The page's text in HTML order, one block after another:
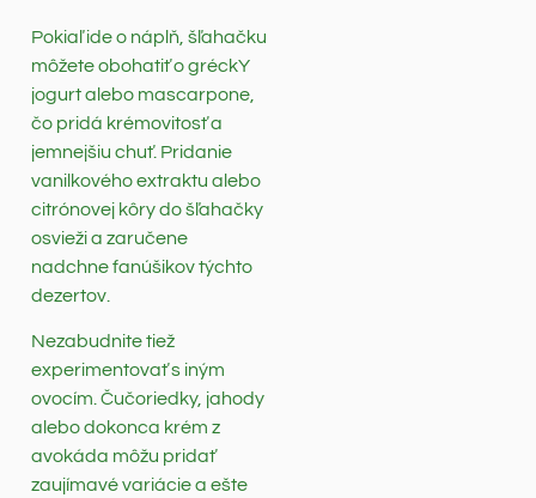
Pokiaľ ide o náplň, šľahačku
môžete obohatiť o gréckY
jogurt alebo mascarpone,
čo pridá krémovitosť a
jemnejšiu chuť. Pridanie
vanilkového extraktu alebo
citrónovej kôry do šľahačky
osvieži a zaručene
nadchne fanúšikov týchto
dezertov.
Nezabudnite tiež
experimentovať s iným
ovocím. Čučoriedky, jahody
alebo dokonca krém z
avokáda môžu pridať
zaujímavé variácie a ešte